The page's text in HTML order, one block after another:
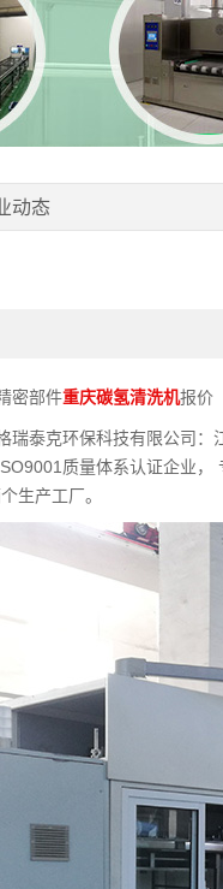
动态
密部件重庆碳氢清洗机报价
瑞泰克环保科技有限公司
质量体系认证企业，
生产工厂。